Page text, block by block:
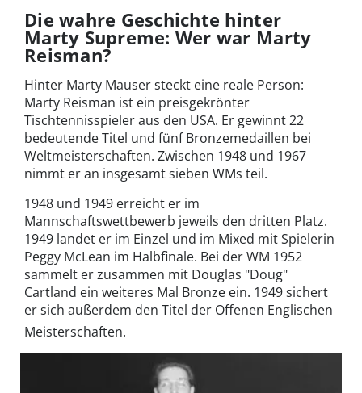
Die wahre Geschichte hinter
Marty Supreme: Wer war Marty
Reisman?
Hinter Marty Mauser steckt eine reale Person:
Marty Reisman ist ein preisgekrönter
Tischtennisspieler aus den USA. Er gewinnt 22
bedeutende Titel und fünf Bronzemedaillen bei
Weltmeisterschaften. Zwischen 1948 und 1967
nimmt er an insgesamt sieben WMs teil.
1948 und 1949 erreicht er im
Mannschaftswettbewerb jeweils den dritten Platz.
1949 landet er im Einzel und im Mixed mit Spielerin
Peggy McLean im Halbfinale. Bei der WM 1952
sammelt er zusammen mit Douglas "Doug"
Cartland ein weiteres Mal Bronze ein. 1949 sichert
er sich außerdem den Titel der Offenen Englischen
Meisterschaften.